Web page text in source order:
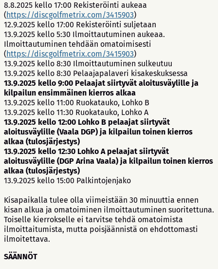
8.8.2025 kello 17:00 Rekisteröinti aukeaa
(https://discgolfmetrix.com/3415903)
12.9.2025 kello 17:00 Rekisteröinti suljetaan
13.9.2025 kello 5:30 Ilmoittautuminen aukeaa.
Ilmoittautuminen tehdään omatoimisesti
(https://discgolfmetrix.com/3415903)
13.9.2025 kello 8:30 Ilmoittautuminen sulkeutuu
13.9.2025 kello 8:30 Pelaajapalaveri kisakeskuksessa
13.9.2025 kello 9:00 Pelaajat siirtyvät aloitusväylille ja
kilpailun ensimmäinen kierros alkaa
13.9.2025 kello 11:00 Ruokatauko, Lohko B
13.9.2025 kello 11:30 Ruokatauko, Lohko A
13.9.2025 kello 12:00 Lohko B pelaajat siirtyvät
aloitusväylille (Vaala DGP) ja kilpailun toinen kierros
alkaa (tulosjärjestys)
13.9.2025 kello 12:30 Lohko A pelaajat siirtyvät
aloitusväylille (DGP Arina Vaala) ja kilpailun toinen kierros
alkaa (tulosjärjestys)
13.9.2025 kello 15:00 Palkintojenjako
Kisapaikalla tulee olla viimeistään 30 minuuttia ennen
kisan alkua ja omatoiminen ilmoittautuminen suoritettuna.
Toiselle kierrokselle ei tarvitse tehdä omatoimista
ilmoittaitumista, mutta poisjäännistä on ehdottomasti
ilmoitettava.
SÄÄNNÖT